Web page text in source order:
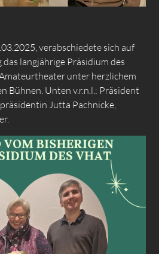
verabschiedete sich auf
langjährige Präsidium des
unter herzlichem
Bühnen. Unten v.r.n.l.: Präsident
Jutta Pachnicke,